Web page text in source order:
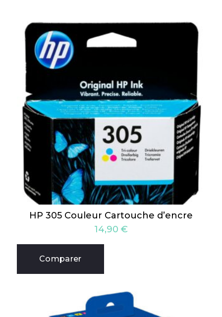
HP 305 Couleur Cartouche d’encre
14,90 €
Comparer